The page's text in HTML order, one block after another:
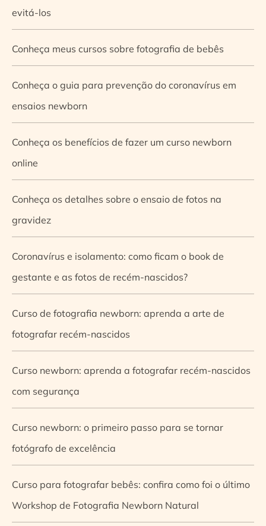
evitá-los
Conheça meus cursos sobre fotografia de bebês
Conheça o guia para prevenção do coronavírus em
ensaios newborn
Conheça os benefícios de fazer um curso newborn
online
Conheça os detalhes sobre o ensaio de fotos na
gravidez
Coronavírus e isolamento: como ficam o book de
gestante e as fotos de recém-nascidos?
Curso de fotografia newborn: aprenda a arte de
fotografar recém-nascidos
Curso newborn: aprenda a fotografar recém-nascidos
com segurança
Curso newborn: o primeiro passo para se tornar
fotógrafo de excelência
Curso para fotografar bebês: confira como foi o último
Workshop de Fotografia Newborn Natural